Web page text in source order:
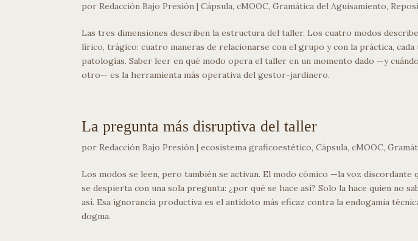
por Redacción Bajo Presión |Cápsula,cMOOC,Gramática del Aguisamiento,
Las tres dimensiones describen la estructura del taller. Los cuatro modos
lírico, trágico: cuatro maneras de relacionarse con el grupo y con la práctica, cada
patologías. Saber leer en qué modo opera el taller en un momento dado —y
otro— es la herramienta más operativa del gestor-jardinero.
La pregunta más disruptiva del taller
por Redacción Bajo Presión |ecosistema graficoestético,Cápsula,cMOOC,
Los modos se leen, pero también se activan. El modo cómico —la voz
se despierta con una sola pregunta: ¿por qué se hace así? Solo la hace quien no
así. Esa ignorancia productiva es el antídoto más eficaz contra la endogamia
dogma.